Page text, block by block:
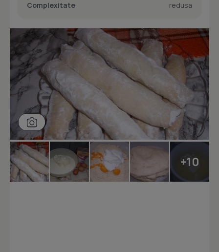
Complexitate redusa
+10